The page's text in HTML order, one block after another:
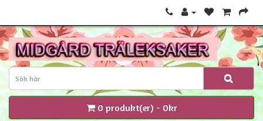
0 produkt(er) - 0kr